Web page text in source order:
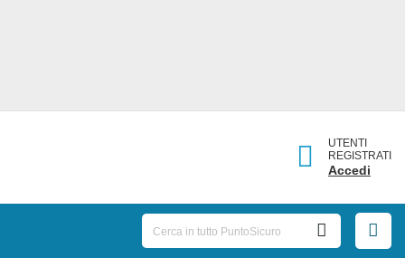
UTENTI
REGISTRATI
Accedi